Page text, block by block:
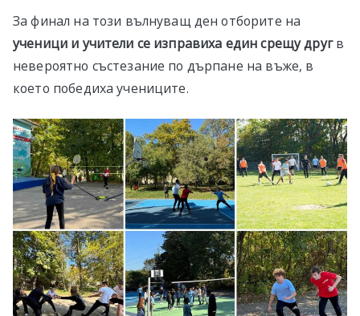
За финал на този вълнуващ ден отборите на
ученици и учители се изправиха един срещу другв
невероятно състезание по дърпане на въже, в
което победиха учениците.